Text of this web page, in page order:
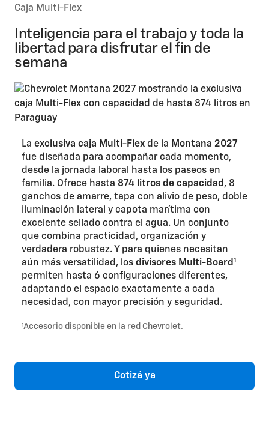
Caja Multi-Flex
Inteligencia para el trabajo y toda la
libertad para disfrutar el fin de
semana
La exclusiva caja Multi-Flex de la Montana 2027
fue diseñada para acompañar cada momento,
desde la jornada laboral hasta los paseos en
familia. Ofrece hasta 874 litros de capacidad , 8
ganchos de amarre, tapa con alivio de peso, doble
iluminación lateral y capota marítima con
excelente sellado contra el agua. Un conjunto
que combina practicidad, organización y
verdadera robustez. Y para quienes necesitan
aún más versatilidad, los divisores Multi-Board¹
permiten hasta 6 configuraciones diferentes,
adaptando el espacio exactamente a cada
necesidad, con mayor precisión y seguridad.
¹Accesorio disponible en la red Chevrolet.
Cotizá ya